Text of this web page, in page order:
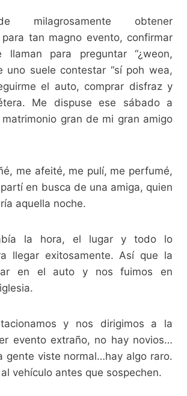
milagrosamente obtener
para tan magno evento, confirmar
llaman para preguntar “¿weon,
uno suele contestar “sí poh wea,
el auto, comprar disfraz y
Me dispuse ese sábado a
gran de mi gran amigo
me afeité, me pulí, me perfumé,
en busca de una amiga, quien
aquella noche.
la hora, el lugar y todo lo
llegar exitosamente. Así que la
en el auto y nos fuimos en
y nos dirigimos a la
evento extraño, no hay novios…
gente viste normal…hay algo raro.
vehículo antes que sospechen.